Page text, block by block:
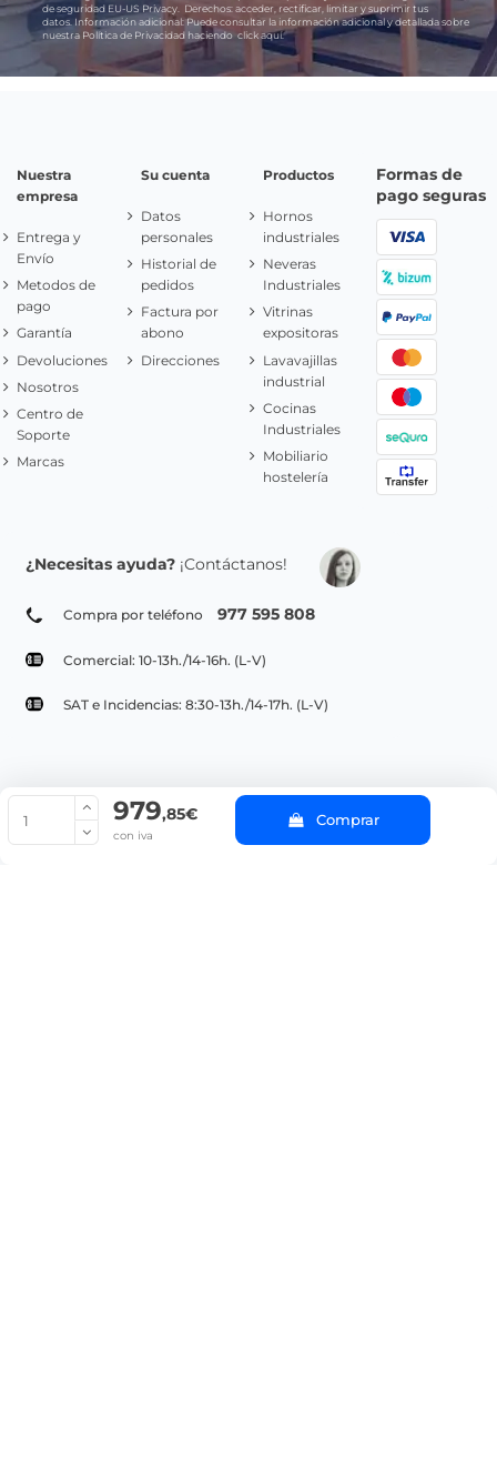
979,85€
con iva
Comprar
de seguridad EU-US Privacy.
Derechos: acceder, rectificar, limitar y suprimir tus
datos. Información adicional:Puede consultar la información adicional y detallada sobre
nuestra Política de Privacidad haciendoclick aquí.
Nuestra
empresa
Entrega y
Envío
Metodos de
pago
Garantía
Devoluciones
Nosotros
Centro de
Soporte
Marcas
Su cuenta
Datos
personales
Historial de
pedidos
Factura por
abono
Direcciones
Productos
Hornos
industriales
Neveras
Industriales
Vitrinas
expositoras
Lavavajillas
industrial
Cocinas
Industriales
Mobiliario
hostelería
Formas de
pago seguras
¿Necesitas ayuda? ¡Contáctanos!
Compra por teléfono 977 595 808
Comercial: 10-13h./14-16h. (L-V)
SAT e Incidencias: 8:30-13h./14-17h. (L-V)
© Copyright 2022 PepeBar.com |
Aviso legal y
Condiciones generales de compra |